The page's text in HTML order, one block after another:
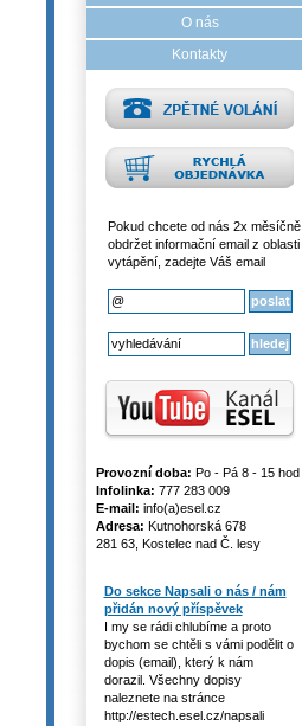
O nás
Kontakty
Pokud chcete od nás 2x měsíčně
obdržet informační email z oblasti
vytápění, zadejte Váš email
Provozní doba: Po - Pá 8 - 15 hod
Infolinka: 777 283 009
E-mail: info(a)esel.cz
Adresa: Kutnohorská 678
281 63, Kostelec nad Č. lesy
Do sekce Napsali o nás / nám
přidán nový příspěvek
I my se rádi chlubíme a proto
bychom se chtěli s vámi podělit o
dopis (email), který k nám
dorazil. Všechny dopisy
naleznete na stránce
http://estech.esel.cz/napsali